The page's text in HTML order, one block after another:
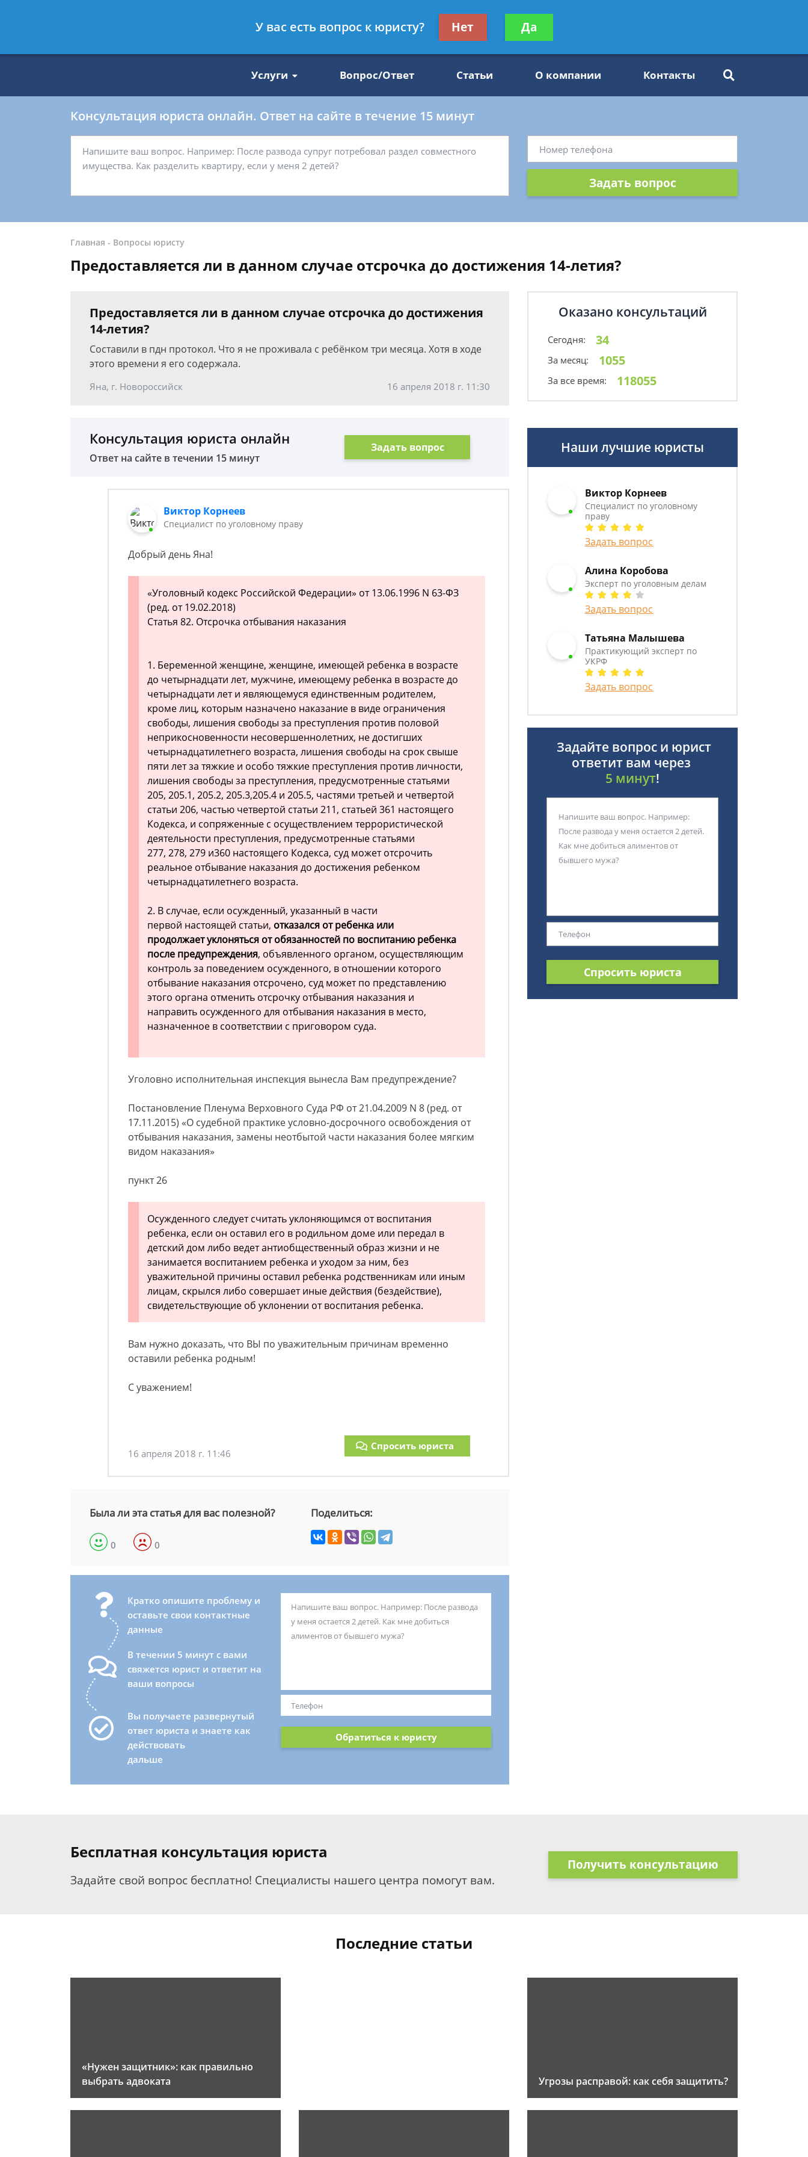
8 812 509-27-47
Получите консультацию
бесплатно
Услуги Вопрос/Ответ Статьи О компании Контакты
Консультация юриста онлайн. Ответ на сайте в течение 15 минут
Задать вопрос
Главная - Вопросы юристу
Предоставляется ли в данном случае отсрочка до достижения 14-летия?
Предоставляется ли в данном случае отсрочка до достижения
14-летия?
Составили в пдн протокол. Что я не проживала с ребёнком три месяца. Хотя в ходе
этого времени я его содержала.
Яна, г. Новороссийск 16 апреля 2018 г. 11:30
Консультация юриста онлайн
Ответ на сайте в течении 15 минут
Задать вопрос
Виктор Корнеев
Cпециалист по уголовному праву
Добрый день Яна!
«Уголовный кодекс Российской Федерации» от 13.06.1996 N 63-ФЗ
(ред. от 19.02.2018)
Статья 82. Отсрочка отбывания наказания
1. Беременной женщине, женщине, имеющей ребенка в возрасте
до четырнадцати лет, мужчине, имеющему ребенка в возрасте до
четырнадцати лет и являющемуся единственным родителем,
кроме лиц, которым назначено наказание в виде ограничения
свободы, лишения свободы за преступления против половой
неприкосновенности несовершеннолетних, не достигших
четырнадцатилетнего возраста, лишения свободы на срок свыше
пяти лет за тяжкие и особо тяжкие преступления против личности,
лишения свободы за преступления, предусмотренные статьями
205, 205.1, 205.2, 205.3,205.4 и 205.5, частями третьей и четвертой
статьи 206, частью четвертой статьи 211, статьей 361 настоящего
Кодекса, и сопряженные с осуществлением террористической
деятельности преступления, предусмотренные статьями
277, 278, 279 и360 настоящего Кодекса, суд может отсрочить
реальное отбывание наказания до достижения ребенком
четырнадцатилетнего возраста.
2. В случае, если осужденный, указанный в части
первой настоящей статьи, отказался от ребенка или
продолжает уклоняться от обязанностей по воспитанию ребенка
после предупреждения, объявленного органом, осуществляющим
контроль за поведением осужденного, в отношении которого
отбывание наказания отсрочено, суд может по представлению
этого органа отменить отсрочку отбывания наказания и
направить осужденного для отбывания наказания в место,
назначенное в соответствии с приговором суда.
Уголовно исполнительная инспекция вынесла Вам предупреждение?
Постановление Пленума Верховного Суда РФ от 21.04.2009 N 8 (ред. от
17.11.2015) «О судебной практике условно-досрочного освобождения от
отбывания наказания, замены неотбытой части наказания более мягким
видом наказания»
пункт 26
Осужденного следует считать уклоняющимся от воспитания
ребенка, если он оставил его в родильном доме или передал в
детский дом либо ведет антиобщественный образ жизни и не
занимается воспитанием ребенка и уходом за ним, без
уважительной причины оставил ребенка родственникам или иным
лицам, скрылся либо совершает иные действия (бездействие),
свидетельствующие об уклонении от воспитания ребенка.
Вам нужно доказать, что ВЫ по уважительным причинам временно
оставили ребенка родным!
С уважением!
16 апреля 2018 г. 11:46
Спросить юриста
Была ли эта статья для вас полезной?
0 0
Поделиться:
Кратко опишите проблему и
оставьте свои контактные
данные
В течении 5 минут с вами
свяжется юрист и ответит на
ваши вопросы
Вы получаете развернутый
ответ юриста и знаете как
действовать
дальше
Обратиться к юристу
Оказано консультаций
Сегодня: 34
За месяц: 1055
За все время: 118055
Наши лучшие юристы
Виктор Корнеев
Cпециалист по уголовному
праву
Задать вопрос
Алина Коробова
Эксперт по уголовным делам
Задать вопрос
Татьяна Малышева
Практикующий эксперт по
УКРФ
Задать вопрос
Задайте вопрос и юрист
ответит вам через
5 минут!
Спросить юриста
Бесплатная консультация юриста
Задайте свой вопрос бесплатно! Специалисты нашего центра помогут вам.
Получить консультацию
Последние статьи
«Нужен защитник»: как правильно
выбрать адвоката
Угрозы расправой: как себя защитить?
У вас есть вопрос к юристу? Нет Да